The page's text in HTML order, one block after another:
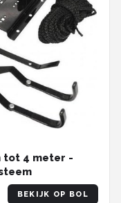
tot 4 meter -
BEKIJK OP BOL